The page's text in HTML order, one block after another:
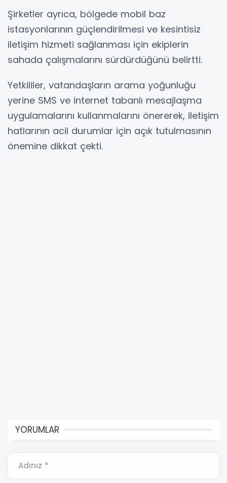
Şirketler ayrıca, bölgede mobil baz
istasyonlarının güçlendirilmesi ve kesintisiz
iletişim hizmeti sağlanması için ekiplerin
sahada çalışmalarını sürdürdüğünü belirtti.
Yetkililer, vatandaşların arama yoğunluğu
yerine SMS ve internet tabanlı mesajlaşma
uygulamalarını kullanmalarını önererek, iletişim
hatlarının acil durumlar için açık tutulmasının
önemine dikkat çekti.
YORUMLAR
Adınız *